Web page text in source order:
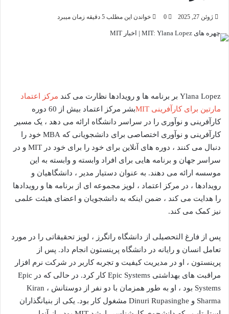
ژوئن 27, 2025 0 خواندن این مطلب 5 دقیقه زمان میبرد
Ylana Lopez بر برنامه ها و رویدادها نظارت می کند
مرکز اعتماد
مارتین برای کارآفرینی MIT
بشر مرکز اعتماد بیش از 60 دوره
کارآفرینی و نوآوری را در سراسر دانشگاه ارائه می دهد ، یک مسیر
کارآفرینی و نوآوری اختصاصی برای دانشجویانی که MBA خود را
دنبال می کنند ، دوره های آنلاین برای خود را برای خود در MIT و در
سراسر جهان و برنامه هایی برای افراد وابسته و وابسته به این
موسسه ارائه می دهند. به عنوان دستیار مدیر ، دانشگاهیان و
رویدادها ، در مرکز اعتماد ، لوپز مجموعه ای از برنامه ها و رویدادها
را هدایت می کند ، ضمن اینکه به دانشجویان و اعضای هیئت علمی
نیز کمک می کند.
پس از فارغ التحصیلی از دانشگاه راتگرز ، لوپز تحقیقاتی را در مورد
تعامل انسان و رایانه در دانشگاه پرینستون انجام داد. پس از
پرینستون ، او در مدیریت کیفیت و تجربه کاربر در شرکت نرم افزار
مراقبت های بهداشتی Epic Systems کار کرد. در حالی که در Epic
Systems بود ، او به طور همزمان با دو نفر از دوستانش ، Kiran
Sharma و Dinuri Rupasinghe مشغول کار بود. یکی از بنیانگذاران